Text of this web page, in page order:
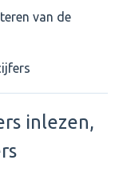
van de
inlezen,